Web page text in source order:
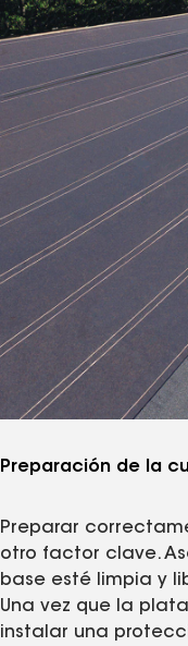
Preparación de la
Preparar
otro factor clave.
base esté limpia y
Una vez que la
instalar una